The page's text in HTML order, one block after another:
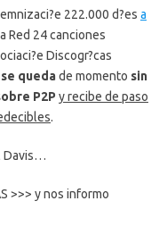
222.000 d?es a
Red 24 canciones
Discogr?cas
se quedade momento sin
P2P y recibe de paso
.
Davis…
>>> y nos informo